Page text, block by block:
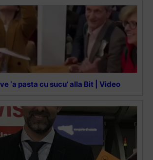
‘a pasta cu sucu’ alla Bit | Video